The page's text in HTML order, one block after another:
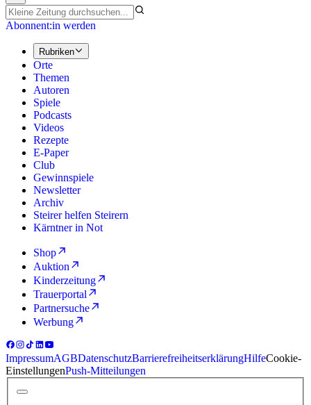
Abonnent:in werden
Rubriken
Orte
Themen
Autoren
Spiele
Podcasts
Videos
Rezepte
E-Paper
Club
Gewinnspiele
Newsletter
Archiv
Steirer helfen Steirern
Kärntner in Not
Shop
Auktion
Kinderzeitung
Trauerportal
Partnersuche
Werbung
ImpressumAGBDatenschutzBarrierefreiheitserklärungHilfeCookie-
EinstellungenPush-Mitteilungen